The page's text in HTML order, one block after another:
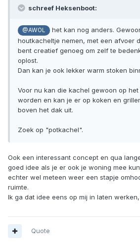
schreef Heksenboot:
@AWOL
het kan nog anders.
houtkacheltje nemen, met een afvoer
bent creatief genoeg om zelf te
oplost.
Dan kan je ook lekker warm stoken
Voor nu kan die kachel gewoon op
worden en kan je er op koken en
boven het dak uit.
Zoek op "potkachel".
Ook een interessant concept en qua
goed idee als je er ook je woning mee
echter wel meteen weer een stapje
ruimte.
Ik ga dat idee eens op mij in laten
Quote